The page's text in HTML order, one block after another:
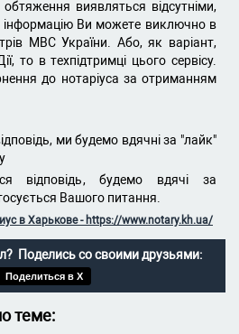
виявляться відсутніми,
інформацію Ви можете виключно в
МВС України. Або, як варіант,
то в техпідтримці цього сервісу.
до нотаріуса за отриманням
ми будемо вдячні за "лайк"
відповідь, будемо вдячі за
Вашого питання.
в Харькове - https://www.notary.kh.ua/
Поделись со своими друзьями:
Поделиться в X
теме: